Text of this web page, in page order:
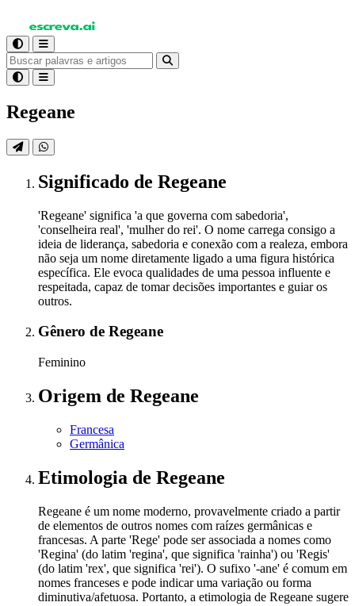
Regeane
Significado de Regeane
'Regeane' significa 'a que governa com sabedoria',
'conselheira real', 'mulher do rei'. O nome carrega consigo a
ideia de liderança, sabedoria e conexão com a realeza, embora
não seja um nome diretamente ligado a uma figura histórica
específica. Ele evoca qualidades de uma pessoa influente e
respeitada, capaz de tomar decisões importantes e guiar os
outros.
Gênero de Regeane
Feminino
Origem de Regeane
Francesa
Germânica
Etimologia de Regeane
Regeane é um nome moderno, provavelmente criado a partir
de elementos de outros nomes com raízes germânicas e
francesas. A parte 'Rege' pode ser associada a nomes como
'Regina' (do latim 'regina', que significa 'rainha') ou 'Regis'
(do latim 'rex', que significa 'rei'). O sufixo '-ane' é comum em
nomes franceses e pode indicar uma variação ou forma
diminutiva/afetuosa. Portanto, a etimologia de Regeane sugere